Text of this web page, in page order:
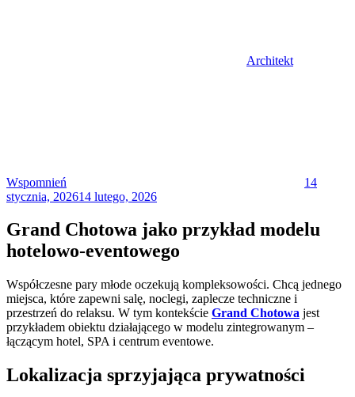
Architekt
Wspomnień
14
stycznia, 202614 lutego, 2026
Grand Chotowa jako przykład modelu
hotelowo-eventowego
Współczesne pary młode oczekują kompleksowości. Chcą jednego
miejsca, które zapewni salę, noclegi, zaplecze techniczne i
przestrzeń do relaksu. W tym kontekście Grand Chotowa jest
przykładem obiektu działającego w modelu zintegrowanym –
łączącym hotel, SPA i centrum eventowe.
Lokalizacja sprzyjająca prywatności